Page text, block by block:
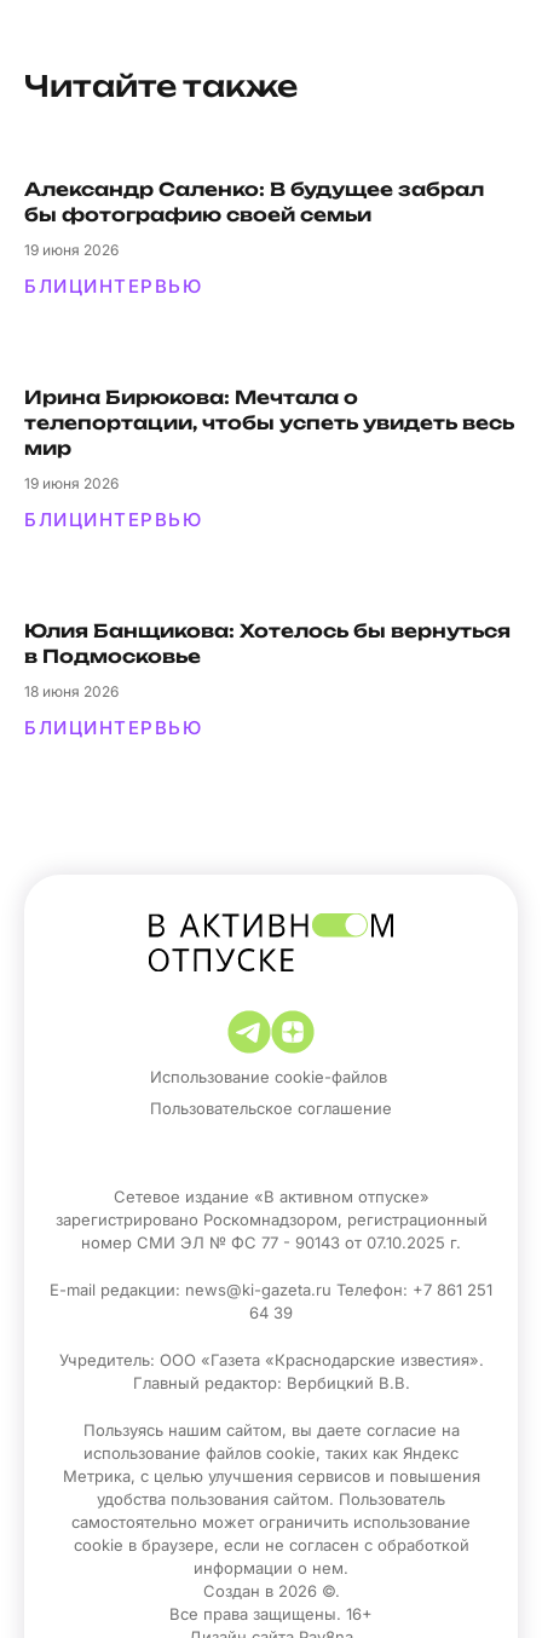
Читайте также
Александр Саленко: В будущее забрал
бы фотографию своей семьи
19 июня 2026
БЛИЦИНТЕРВЬЮ
Ирина Бирюкова: Мечтала о
телепортации, чтобы успеть увидеть весь
мир
19 июня 2026
БЛИЦИНТЕРВЬЮ
Юлия Банщикова: Хотелось бы вернуться
в Подмосковье
18 июня 2026
БЛИЦИНТЕРВЬЮ
Использование cookie-файлов
Пользовательское соглашение
Сетевое издание «В активном отпуске»
зарегистрировано Роскомнадзором, регистрационный
номер СМИ ЭЛ № ФС 77 - 90143 от 07.10.2025 г.
E-mail редакции: news@ki-gazeta.ru Телефон: +7 861 251
64 39
Учредитель: ООО «Газета «Краснодарские известия».
Главный редактор: Вербицкий В.В.
Пользуясь нашим сайтом, вы даете согласие на
использование файлов сооkіе, таких как Яндекс
Метрика, с целью улучшения сервисов и повышения
удобства пользования сайтом. Пользователь
самостоятельно может ограничить использование
сооkіе в браузере, если не согласен с обработкой
информации о нем.
Создан в 2026 ©.
Все права защищены. 16+